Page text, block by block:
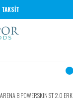
TAKSİT
ARENA B POWERSKIN ST 2.0